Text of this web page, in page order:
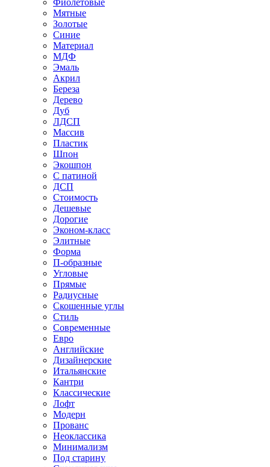
Фиолетовые
Мятные
Золотые
Синие
Материал
МДФ
Эмаль
Акрил
Береза
Дерево
Дуб
ЛДСП
Массив
Пластик
Шпон
Экошпон
С патиной
ДСП
Стоимость
Дешевые
Дорогие
Эконом-класс
Элитные
Форма
П-образные
Угловые
Прямые
Радиусные
Скошенные углы
Стиль
Современные
Евро
Английские
Дизайнерские
Итальянские
Кантри
Классические
Лофт
Модерн
Прованс
Неоклассика
Минимализм
Под старину